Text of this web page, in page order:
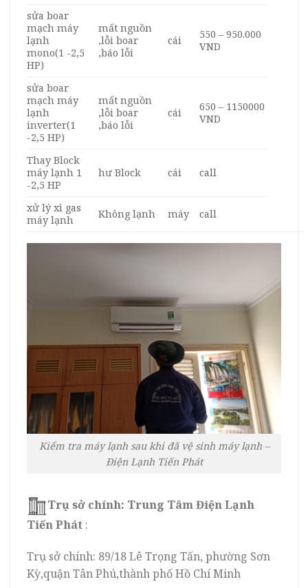
sửa boar
mạch máy
lạnh
mono(1 -2,5
HP)
mất nguồn
,lỗi boar
,báo lỗi
cái
550 – 950.000
VND
sửa boar
mạch máy
lạnh
inverter(1
-2,5 HP)
mất nguồn
,lỗi boar
,báo lỗi
cái
650 – 1150000
VND
Thay Block
máy lạnh 1
-2,5 HP
hư Block cái call
xử lý xì gas
máy lạnh
Không lạnh máy call
Kiểm tra máy lạnh sau khi đã vệ sinh máy lạnh –
Điện Lạnh Tiến Phát
Trụ sở chính: Trung Tâm Điện Lạnh
Tiến Phát :
Trụ sở chính: 89/18 Lê Trọng Tấn, phường Sơn
Kỳ,quận Tân Phú,thành phố Hồ Chí Minh